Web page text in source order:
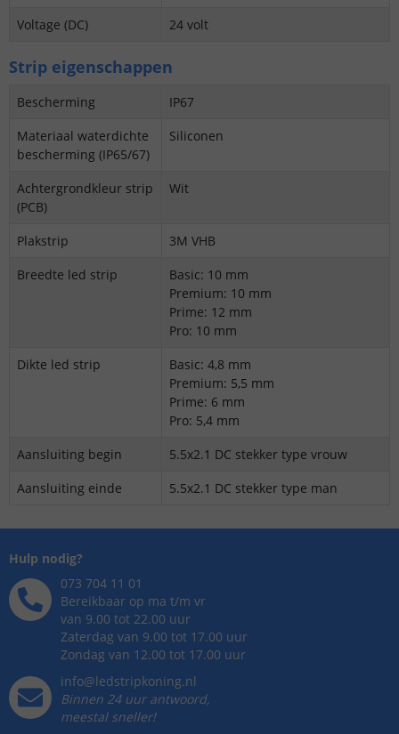
Voltage (DC)
24 volt
Strip eigenschappen
Bescherming
IP67
Materiaal waterdichte
bescherming (IP65/67)
Siliconen
Achtergrondkleur strip
(PCB)
Wit
Plakstrip
3M VHB
Breedte led strip
Basic: 10 mm
Premium: 10 mm
Prime: 12 mm
Pro: 10 mm
Dikte led strip
Basic: 4,8 mm
Premium: 5,5 mm
Prime: 6 mm
Pro: 5,4 mm
Aansluiting begin
5.5x2.1 DC stekker type vrouw
Aansluiting einde
5.5x2.1 DC stekker type man
Hulp nodig?
073 704 11 01
Bereikbaar op ma t/m vr
van 9.00 tot 22.00 uur
Zaterdag van 9.00 tot 17.00 uur
Zondag van 12.00 tot 17.00 uur
info@ledstripkoning.nl
Binnen 24 uur antwoord,
meestal sneller!